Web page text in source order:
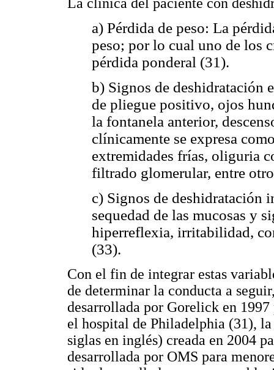
a) Pérdida de peso: La
peso; por lo cual uno de los
pérdida ponderal (31).
b) Signos de deshidratación
de pliegue positivo, ojos
la fontanela anterior,
clínicamente se expresa
extremidades frías, oliguria
filtrado glomerular, entre
c) Signos de deshidratación
sequedad de las mucosas y
hiperreflexia, irritabilidad,
(33).
Con el fin de integrar estas
de determinar la conducta a
desarrollada por Gorelick en 1997
el hospital de Philadelphia (31),
siglas en inglés) creada en 2004
desarrollada por OMS para